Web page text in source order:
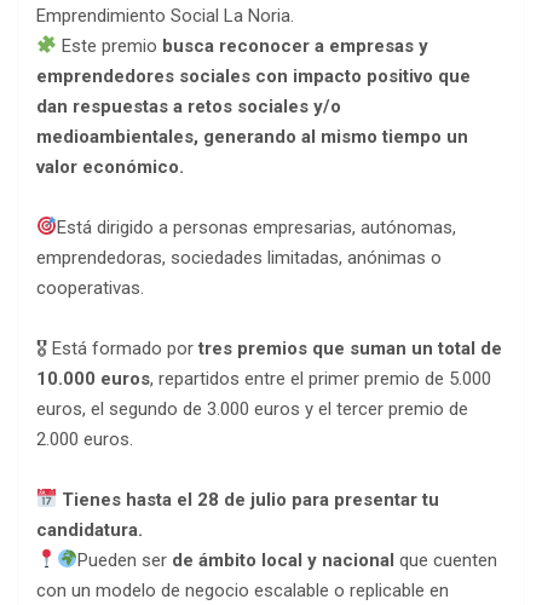
Emprendimiento Social La Noria.
Este premio busca reconocer a empresas y
emprendedores sociales con impacto positivo que
dan respuestas a retos sociales y/o
medioambientales, generando al mismo tiempo un
valor económico.
Está dirigido a personas empresarias, autónomas,
emprendedoras, sociedades limitadas, anónimas o
cooperativas.
🎖 Está formado portres premios que suman un total de
10.000 euros, repartidos entre el primer premio de 5.000
euros, el segundo de 3.000 euros y el tercer premio de
2.000 euros.
Tienes hasta el 28 de julio para presentar tu
candidatura.
Pueden ser de ámbito local y nacional que cuenten
con un modelo de negocio escalable o replicable en